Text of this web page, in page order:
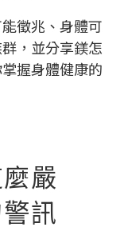
徵兆、身體可
，並分享鎂怎
握身體健康的
嚴
訊